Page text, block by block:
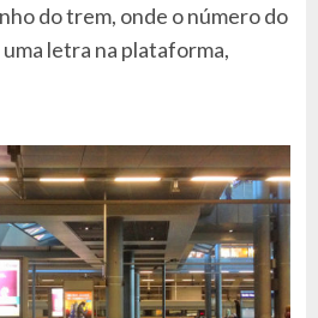
do trem, onde o número do
letra na plataforma,